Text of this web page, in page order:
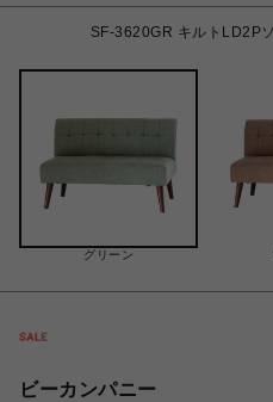
SF-3620GR キルトLD2P
グリーン
ビーカンパニー